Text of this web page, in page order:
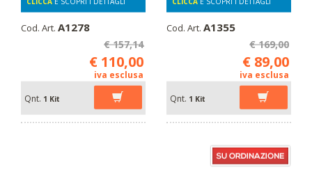
Cod. Art. A1278
€ 157,14
€ 110,00
iva esclusa
Qnt. 1 Kit
Cod. Art. A1355
€ 169,00
€ 89,00
iva esclusa
Qnt. 1 Kit